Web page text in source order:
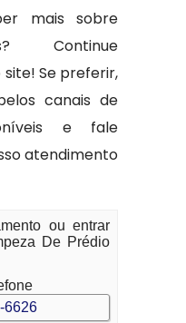
mais sobre
Continue
Se preferir,
canais de
e fale
atendimento
ou entrar
De Prédio
6626